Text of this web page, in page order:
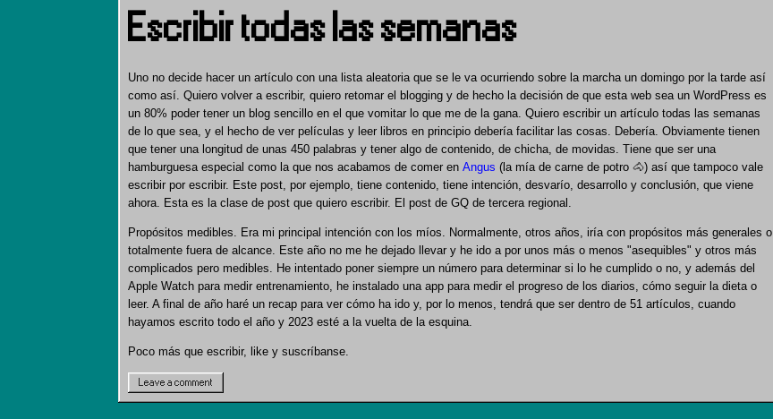
Escribir todas las semanas
Uno no decide hacer un artículo con una lista aleatoria que se le va ocurriendo sobre la marcha un domingo por la tarde así
como así. Quiero volver a escribir, quiero retomar el blogging y de hecho la decisión de que esta web sea un WordPress es
un 80% poder tener un blog sencillo en el que vomitar lo que me de la gana. Quiero escribir un artículo todas las semanas
de lo que sea, y el hecho de ver películas y leer libros en principio debería facilitar las cosas. Debería. Obviamente tienen
que tener una longitud de unas 450 palabras y tener algo de contenido, de chicha, de movidas. Tiene que ser una
hamburguesa especial como la que nos acabamos de comer en Angus (la mía de carne de potro 🐴) así que tampoco vale
escribir por escribir. Este post, por ejemplo, tiene contenido, tiene intención, desvarío, desarrollo y conclusión, que viene
ahora. Esta es la clase de post que quiero escribir. El post de GQ de tercera regional.
Propósitos medibles. Era mi principal intención con los míos. Normalmente, otros años, iría con propósitos más generales o
totalmente fuera de alcance. Este año no me he dejado llevar y he ido a por unos más o menos "asequibles" y otros más
complicados pero medibles. He intentado poner siempre un número para determinar si lo he cumplido o no, y además del
Apple Watch para medir entrenamiento, he instalado una app para medir el progreso de los diarios, cómo seguir la dieta o
leer. A final de año haré un recap para ver cómo ha ido y, por lo menos, tendrá que ser dentro de 51 artículos, cuando
hayamos escrito todo el año y 2023 esté a la vuelta de la esquina.
Poco más que escribir, like y suscríbanse.
Leave a comment